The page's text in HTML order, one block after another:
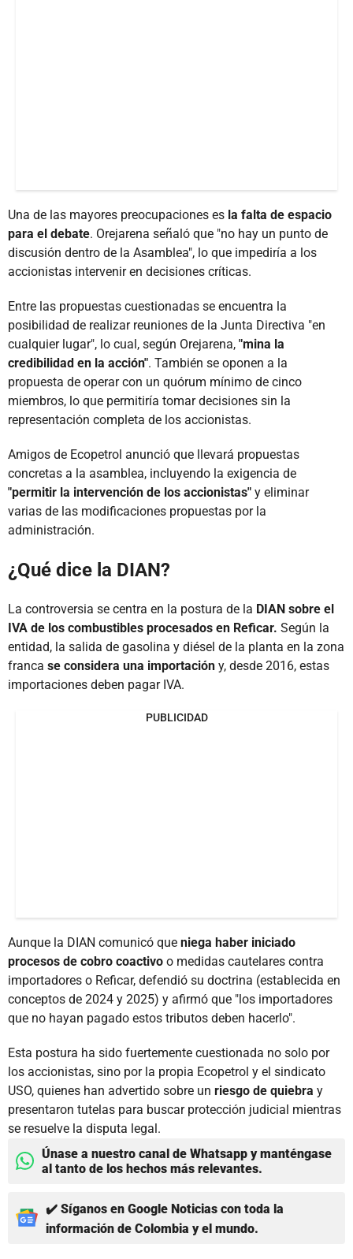
Una de las mayores preocupaciones es la falta de espacio
para el debate. Orejarena señaló que "no hay un punto de
discusión dentro de la Asamblea", lo que impediría a los
accionistas intervenir en decisiones críticas.
Entre las propuestas cuestionadas se encuentra la
posibilidad de realizar reuniones de la Junta Directiva "en
cualquier lugar", lo cual, según Orejarena, "mina la
credibilidad en la acción". También se oponen a la
propuesta de operar con un quórum mínimo de cinco
miembros, lo que permitiría tomar decisiones sin la
representación completa de los accionistas.
Amigos de Ecopetrol anunció que llevará propuestas
concretas a la asamblea, incluyendo la exigencia de
"permitir la intervención de los accionistas" y eliminar
varias de las modificaciones propuestas por la
administración.
¿Qué dice la DIAN?
La controversia se centra en la postura de la DIAN sobre el
IVA de los combustibles procesados en Reficar. Según la
entidad, la salida de gasolina y diésel de la planta en la zona
franca se considera una importación y, desde 2016, estas
importaciones deben pagar IVA.
PUBLICIDAD
Aunque la DIAN comunicó que niega haber iniciado
procesos de cobro coactivo o medidas cautelares contra
importadores o Reficar, defendió su doctrina (establecida en
conceptos de 2024 y 2025) y afirmó que "los importadores
que no hayan pagado estos tributos deben hacerlo".
Esta postura ha sido fuertemente cuestionada no solo por
los accionistas, sino por la propia Ecopetrol y el sindicato
USO, quienes han advertido sobre un riesgo de quiebra y
presentaron tutelas para buscar protección judicial mientras
se resuelve la disputa legal.
Únase a nuestro canal de Whatsapp y manténgase
al tanto de los hechos más relevantes.
✔️ Síganos en Google Noticias con toda la
información de Colombia y el mundo.